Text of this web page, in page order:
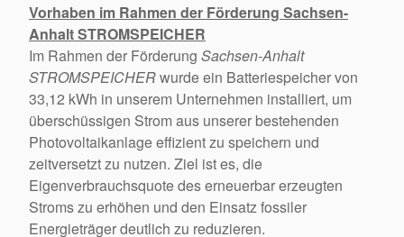
Vorhaben im Rahmen der Förderung Sachsen-
Anhalt STROMSPEICHER
Im Rahmen der Förderung Sachsen-Anhalt
STROMSPEICHERwurde ein Batteriespeicher von
33,12 kWh in unserem Unternehmen installiert, um
überschüssigen Strom aus unserer bestehenden
Photovoltaikanlage effizient zu speichern und
zeitversetzt zu nutzen. Ziel ist es, die
Eigenverbrauchsquote des erneuerbar erzeugten
Stroms zu erhöhen und den Einsatz fossiler
Energieträger deutlich zu reduzieren.